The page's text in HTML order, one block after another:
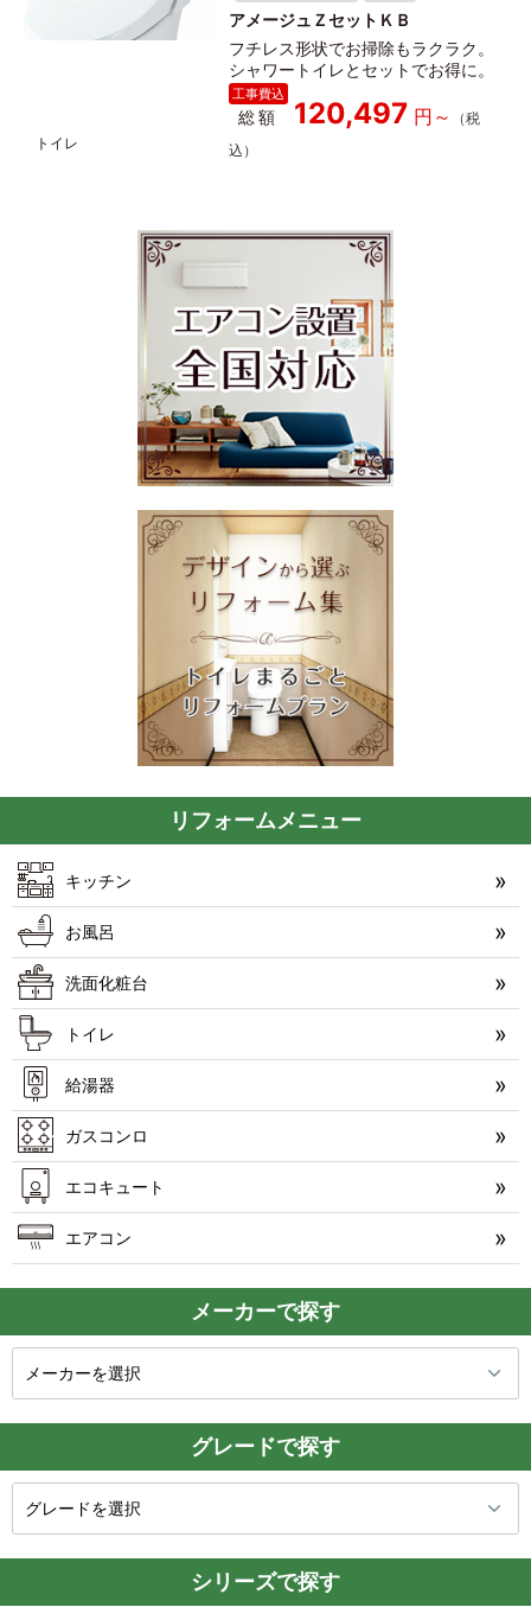
アメージュＺセットＫＢ
フチレス形状でお掃除もラクラク。
シャワートイレとセットでお得に。
総額 120,497
リフォームメニュー
キッチン
お風呂
洗面化粧台
トイレ
給湯器
ガスコンロ
エコキュート
エアコン
メーカーで探す
グレードで探す
シリーズで探す